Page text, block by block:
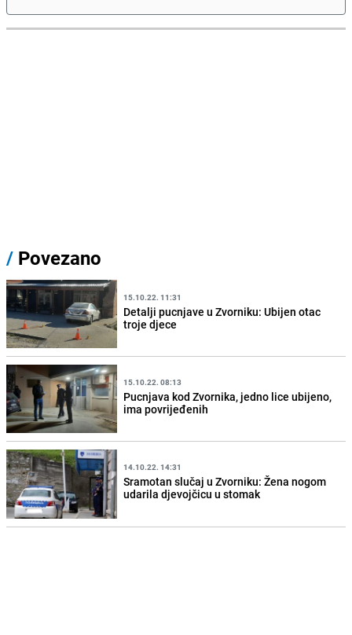
/ Povezano
15.10.22. 11:31
Detalji pucnjave u Zvorniku: Ubijen otac
troje djece
15.10.22. 08:13
Pucnjava kod Zvornika, jedno lice ubijeno,
ima povrijeđenih
14.10.22. 14:31
Sramotan slučaj u Zvorniku: Žena nogom
udarila djevojčicu u stomak